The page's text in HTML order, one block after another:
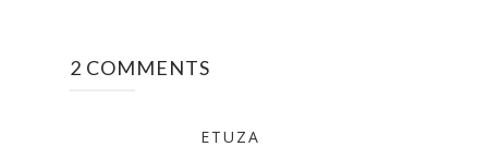
2 COMMENTS
ETUZA